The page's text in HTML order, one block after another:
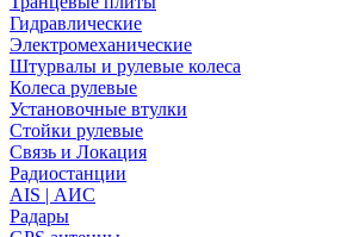
Гидравлические
Электромеханические
Штурвалы и рулевые колеса
Колеса рулевые
Установочные втулки
Стойки рулевые
Связь и Локация
Радиостанции
AIS | АИС
Радары